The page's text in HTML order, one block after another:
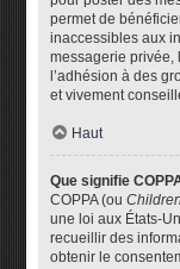
permet de
inaccessibles aux
messagerie privée,
l’adhésion à des
et vivement
Haut
Que signifie
COPPA (ou
une loi aux États-
recueillir des
obtenir le